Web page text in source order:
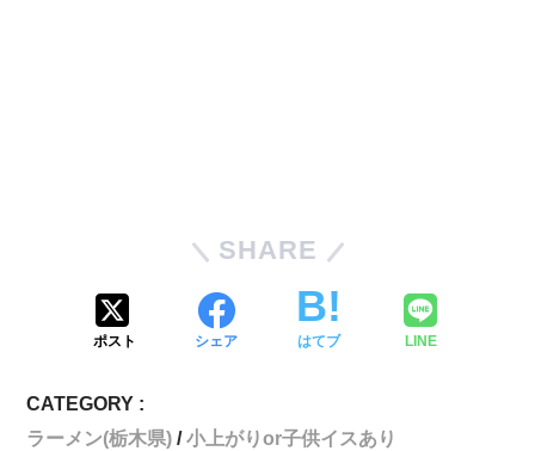
SHARE
ポスト シェア はてブ LINE
CATEGORY :
ラーメン(栃木県)
小上がりor子供イスあり